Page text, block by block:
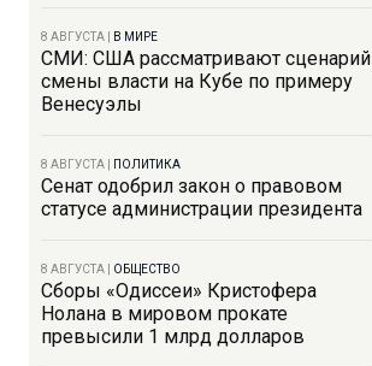
8 АВГУСТА В МИРЕ
СМИ: США рассматривают сценарий
смены власти на Кубе по примеру
Венесуэлы
8 АВГУСТА ПОЛИТИКА
Сенат одобрил закон о правовом
статусе администрации президента
8 АВГУСТА ОБЩЕСТВО
Сборы «Одиссеи» Кристофера
Нолана в мировом прокате
превысили 1 млрд долларов